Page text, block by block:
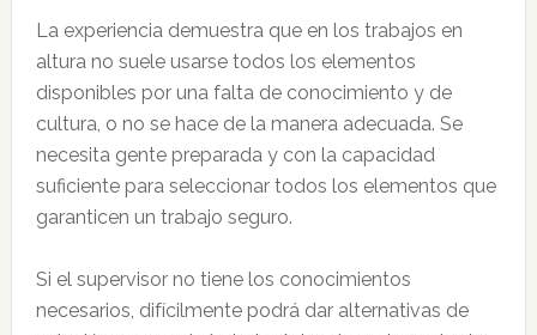
La experiencia demuestra que en los trabajos en
altura no suele usarse todos los elementos
disponibles por una falta de conocimiento y de
cultura, o no se hace de la manera adecuada. Se
necesita gente preparada y con la capacidad
suficiente para seleccionar todos los elementos que
garanticen un trabajo seguro.
Si el supervisor no tiene los conocimientos
necesarios, difícilmente podrá dar alternativas de